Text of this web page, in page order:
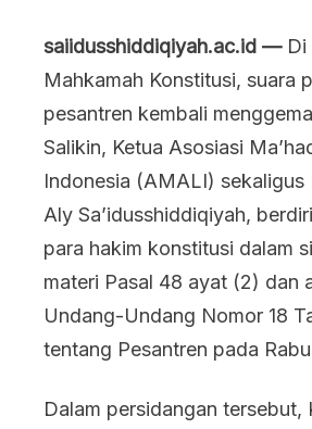
saiidusshiddiqiyah.ac.id —Di
Mahkamah Konstitusi, suara
pesantren kembali
Salikin, Ketua Asosiasi
Indonesia (AMALI) sekaligus
Aly Sa’idusshiddiqiyah,
para hakim konstitusi dalam
materi Pasal 48 ayat (2) dan
Undang-Undang Nomor 18
tentang Pesantren pada
Dalam persidangan tersebut,